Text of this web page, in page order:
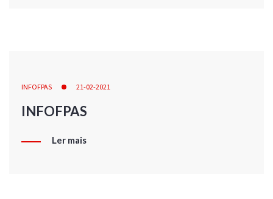
INFOFPAS 21-02-2021
INFOFPAS
Ler mais